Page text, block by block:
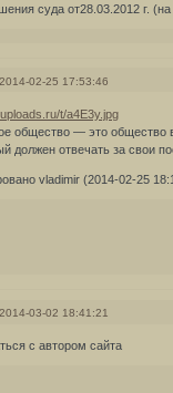
суда от28.03.2012 г. (на
2014-02-25 17:53:46
общество — это общество
должен отвечать за свои
vladimir (2014-02-25
2014-03-02 18:41:21
с автором сайта